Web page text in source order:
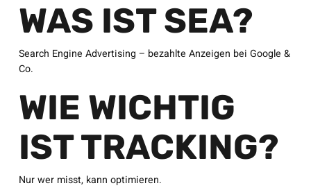
WAS IST SEA?
Search Engine Advertising – bezahlte Anzeigen bei Google &
Co.
WIE WICHTIG
IST TRACKING?
Nur wer misst, kann optimieren.